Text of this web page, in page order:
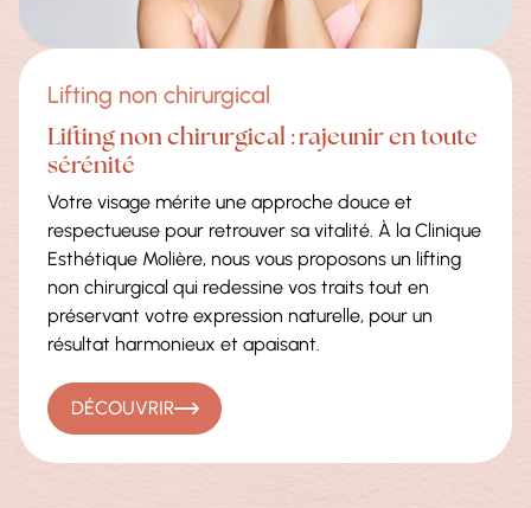
Lifting non chirurgical
Lifting non chirurgical : rajeunir en toute
sérénité
Votre visage mérite une approche douce et
respectueuse pour retrouver sa vitalité. À la Clinique
Esthétique Molière, nous vous proposons un lifting
non chirurgical qui redessine vos traits tout en
préservant votre expression naturelle, pour un
résultat harmonieux et apaisant.
DÉCOUVRIR